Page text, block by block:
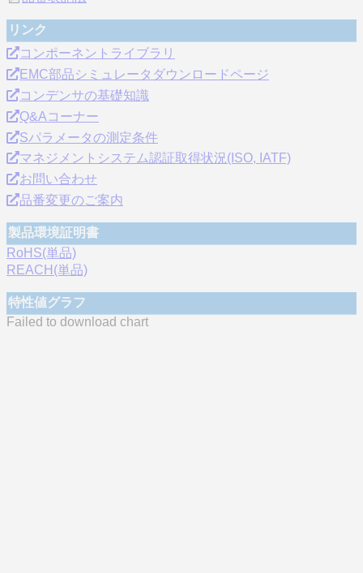
リンク
コンポーネントライブラリ
EMC部品シミュレータダウンロードページ
コンデンサの基礎知識
Q&Aコーナー
Sパラメータの測定条件
マネジメントシステム認証取得状況(ISO, IATF)
お問い合わせ
品番変更のご案内
製品環境証明書
RoHS(単品)
REACH(単品)
特性値グラフ
Failed to download chart